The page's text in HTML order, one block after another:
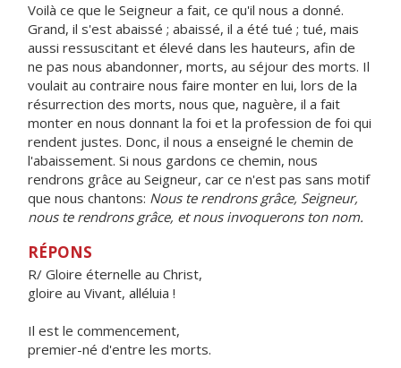
Voilà ce que le Seigneur a fait, ce qu'il nous a donné.
Grand, il s'est abaissé ; abaissé, il a été tué ; tué, mais
aussi ressuscitant et élevé dans les hauteurs, afin de
ne pas nous abandonner, morts, au séjour des morts. Il
voulait au contraire nous faire monter en lui, lors de la
résurrection des morts, nous que, naguère, il a fait
monter en nous donnant la foi et la profession de foi qui
rendent justes. Donc, il nous a enseigné le chemin de
l'abaissement. Si nous gardons ce chemin, nous
rendrons grâce au Seigneur, car ce n'est pas sans motif
que nous chantons: Nous te rendrons grâce, Seigneur,
nous te rendrons grâce, et nous invoquerons ton nom.
RÉPONS
R/ Gloire éternelle au Christ,
gloire au Vivant, alléluia !
Il est le commencement,
premier-né d'entre les morts.